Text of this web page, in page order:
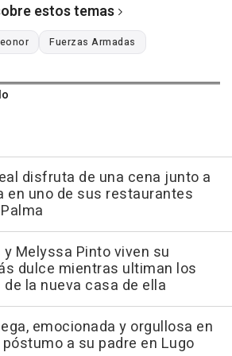
estos temas
Fuerzas Armadas
disfruta de una cena junto a
en uno de sus restaurantes
Melyssa Pinto viven su
dulce mientras ultiman los
la nueva casa de ella
emocionada y orgullosa en
a su padre en Lugo